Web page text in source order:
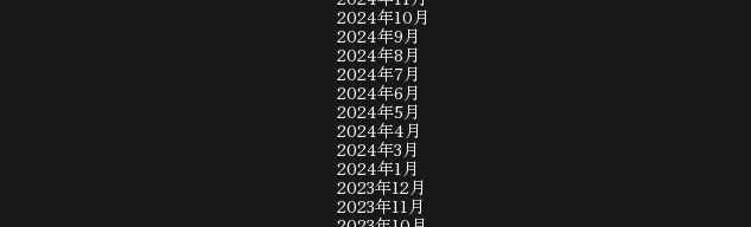
2024年10月
2024年9月
2024年8月
2024年7月
2024年6月
2024年5月
2024年4月
2024年3月
2024年1月
2023年12月
2023年11月